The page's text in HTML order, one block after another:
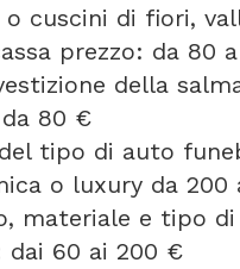
o cuscini di fiori,
prezzo: da 80
della
80 €
tipo di auto
o luxury da 200
materiale e tipo
dai 60 ai 200 €